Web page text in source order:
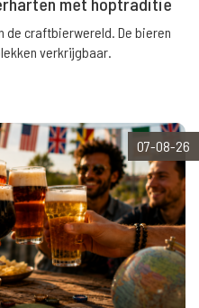
de craftbierwereld. De bieren
verkrijgbaar.
07-08-26